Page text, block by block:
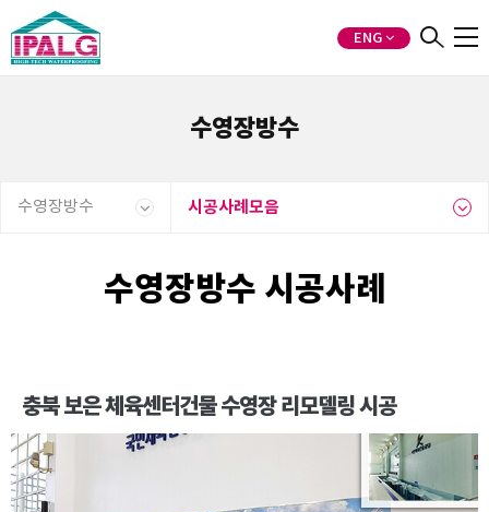
ENG
수영장방수
수영장방수 시공사례모음
수영장방수 시공사례
충북 보은 체육센터건물 수영장 리모델링 시공